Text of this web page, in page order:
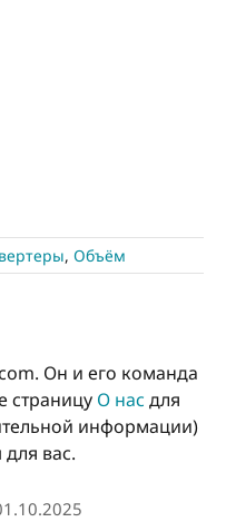
, Объём
Он и его команда
страницу О нас для
информации)
вас.